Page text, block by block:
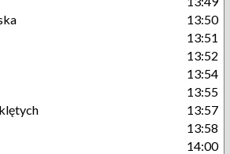
13:50
13:51
13:52
13:54
13:55
13:57
13:58
14:00